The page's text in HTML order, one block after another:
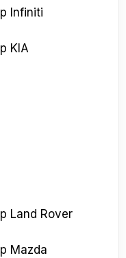
Infiniti
KIA
Land Rover
Mazda